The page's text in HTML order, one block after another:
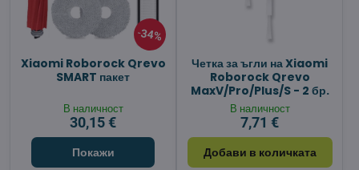
34%
Xiaomi Roborock Qrevo
SMART пакет
В наличност
30,15 €
Покажи
Четка за ъгли на Xiaomi
Roborock Qrevo
MaxV/Pro/Plus/S - 2 бр.
В наличност
7,71 €
Добави в количката